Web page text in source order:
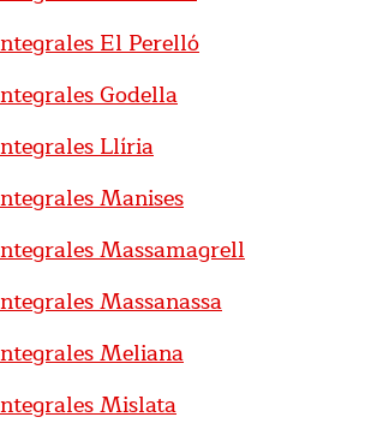
El Perelló
Godella
Llíria
Manises
Massamagrell
Massanassa
Meliana
Mislata